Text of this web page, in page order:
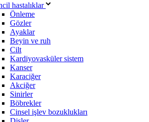
hastalıklar
Önleme
Gözler
Ayaklar
Beyin ve ruh
Cilt
Kardiyovasküler sistem
Kanser
Karaciğer
Akciğer
Sinirler
Böbrekler
Cinsel işlev bozuklukları